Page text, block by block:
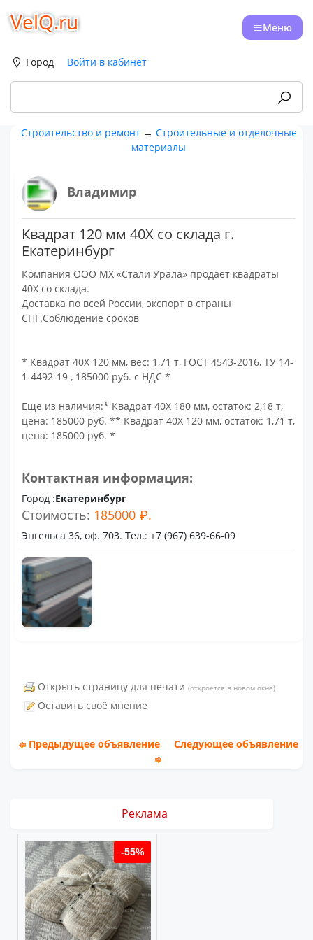
VelQ.ru Меню
Город Войти в кабинет
Строительство и ремонт→ Строительные и отделочные
материалы
Владимир
Квадрат 120 мм 40Х со склада г.
Екатеринбург
Компания ООО МХ «Стали Урала» продает квадраты
40Х со склада.
Доставка по всей России, экспорт в страны
СНГ.Соблюдение сроков
* Квадрат 40Х 120 мм, вес: 1,71 т, ГОСТ 4543-2016, ТУ 14-
1-4492-19 , 185000 руб. с НДС *
Еще из наличия:* Квадрат 40Х 180 мм, остаток: 2,18 т,
цена: 185000 руб. ** Квадрат 40Х 120 мм, остаток: 1,71 т,
цена: 185000 руб. *
Контактная информация:
Город :Екатеринбург
Стоимость: 185000 ₽.
Энгельса 36, оф. 703. Тел.: +7 (967) 639-66-09
Открыть страницу для печати (откроется в новом окне)
Оставить своё мнение
Предыдущее объявление Следующее объявление
Реклама
-55%